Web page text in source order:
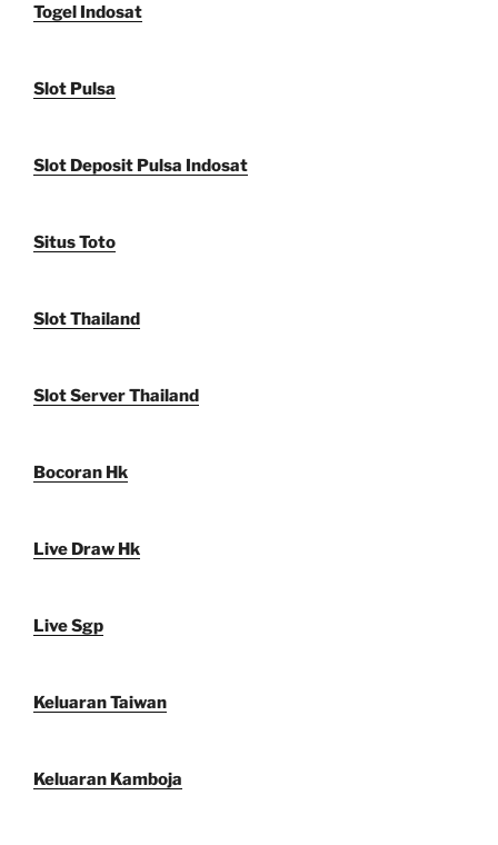
Togel Indosat
Slot Pulsa
Slot Deposit Pulsa Indosat
Situs Toto
Slot Thailand
Slot Server Thailand
Bocoran Hk
Live Draw Hk
Live Sgp
Keluaran Taiwan
Keluaran Kamboja